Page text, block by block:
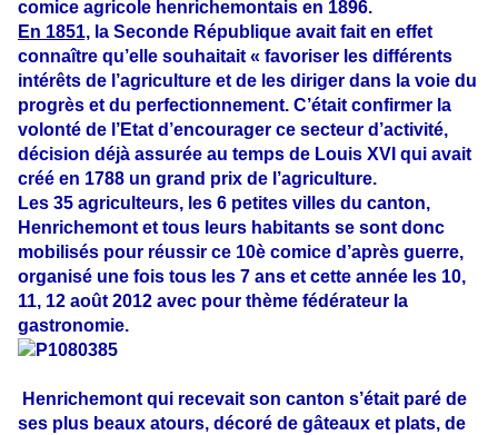
comice agricole henrichemontais en 1896.
En 1851, la Seconde République avait fait en effet
connaître qu’elle souhaitait « favoriser les différents
intérêts de l’agriculture et de les diriger dans la voie du
progrès et du perfectionnement. C’était confirmer la
volonté de l’Etat d’encourager ce secteur d’activité,
décision déjà assurée au temps de Louis XVI qui avait
créé en 1788 un grand prix de l’agriculture.
Les 35 agriculteurs, les 6 petites villes du canton,
Henrichemont et tous leurs habitants se sont donc
mobilisés pour réussir ce 10è comice d’après guerre,
organisé une fois tous les 7 ans et cette année les 10,
11, 12 août 2012 avec pour thème fédérateur la
gastronomie.
Henrichemont qui recevait son canton s’était paré de
ses plus beaux atours, décoré de gâteaux et plats, de